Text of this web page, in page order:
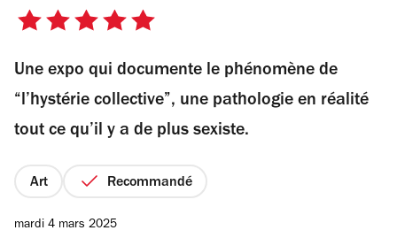
/3
5
5
étoiles
Une expo qui documente le phénomène de
“l’hystérie collective”, une pathologie en réalité
tout ce qu’il y a de plus sexiste.
Art Recommandé
mardi 4 mars 2025